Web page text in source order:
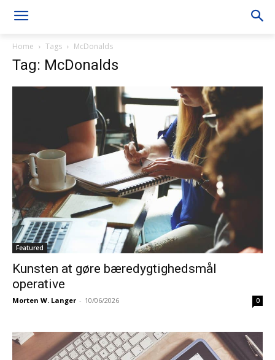
Home Tags McDonalds
Tag: McDonalds
Featured
Kunsten at gøre bæredygtighedsmål
operative
Morten W. Langer - 10/06/2026 0